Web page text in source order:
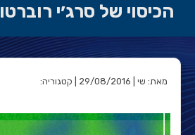
הכיסוי של סרג׳י רוברטו
מאת: שי | 29/08/2016 | קטגוריה: